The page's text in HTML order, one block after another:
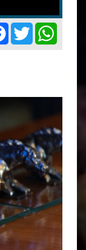
Facebook
Twitter